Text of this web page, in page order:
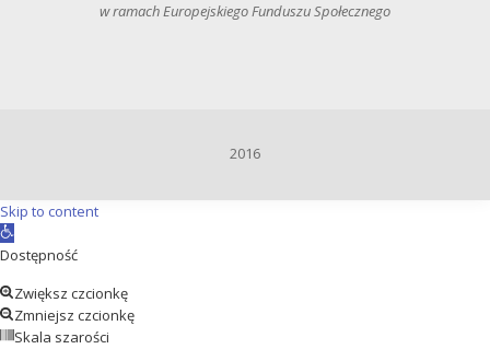
w ramach Europejskiego Funduszu Społecznego
2016
Skip to content
Open
toolbar
Dostępność
Zwiększ czcionkę
Zmniejsz czcionkę
Skala szarości